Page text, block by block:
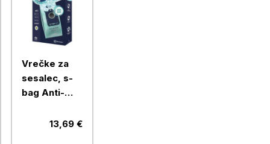
Vrečke za
sesalec, s-
bag Anti-
E206S,13,69 €